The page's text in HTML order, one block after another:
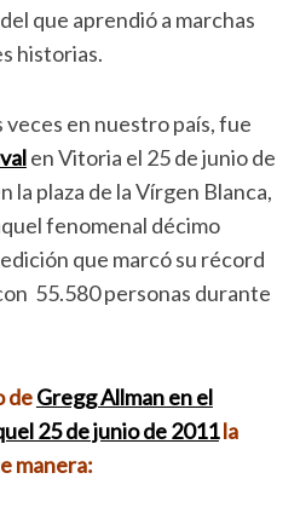
que aprendió a marchas
historias.
en nuestro país, fue
en Vitoria el 25 de junio de
la plaza de la Vírgen Blanca,
fenomenal décimo
que marcó su récord
55.580 personas durante
deGregg Allman en el
25 de junio de 2011la
manera: